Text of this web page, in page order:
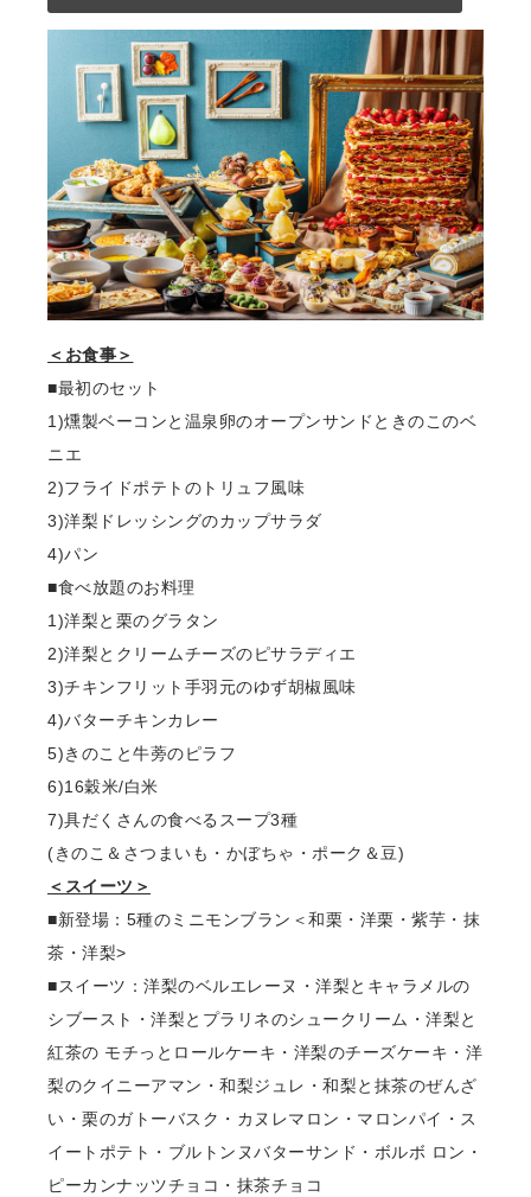
＜お⾷事＞
■最初のセット
1)燻製ベーコンと温泉卵のオープンサンドときのこのベ
ニエ
2)フライドポテトのトリュフ⾵味
3)洋梨ドレッシングのカップサラダ
4)パン
■⾷べ放題のお料理
1)洋梨と栗のグラタン
2)洋梨とクリームチーズのピサラディエ
3)チキンフリット⼿⽻元のゆず胡椒⾵味
4)バターチキンカレー
5)きのこと⽜蒡のピラフ
6)16穀⽶/⽩⽶
7)具だくさんの⾷べるスープ3種
(きのこ＆さつまいも・かぼちゃ・ポーク＆⾖)
＜スイーツ＞
■新登場：5種のミニモンブラン＜和栗・洋栗・紫芋・抹
茶・洋梨>
■スイーツ：洋梨のベルエレーヌ・洋梨とキャラメルの
シブースト・洋梨とプラリネのシュークリーム・洋梨と
紅茶の モチっとロールケーキ・洋梨のチーズケーキ・洋
梨のクイニーアマン・和梨ジュレ・和梨と抹茶のぜんざ
い・栗のガトーバスク・カヌレマロン・マロンパイ・ス
イートポテト・ブルトンヌバターサンド・ボルボ ロン・
ピーカンナッツチョコ・抹茶チョコ